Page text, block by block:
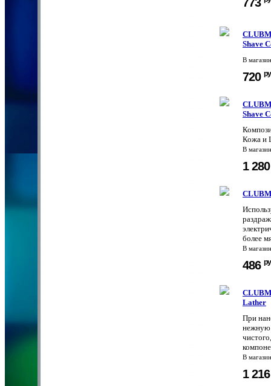
Shave
В
720
Shave
Кожа и
В
1
более
В
486
Lather
При
нежную
В
1